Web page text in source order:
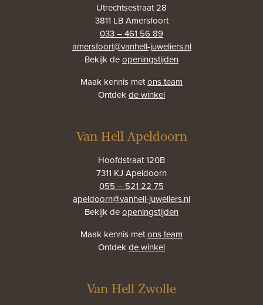
Utrechtsestraat 28
3811 LB Amersfoort
033 – 461 56 89
amersfoort@vanhell-juweliers.nl
Bekijk deopeningstijden
Maak kennis metons team
Ontdekde winkel
Van Hell Apeldoorn
Hoofdstraat 120B
7311 KJ Apeldoorn
055 – 521 22 75
apeldoorn@vanhell-juweliers.nl
Bekijk deopeningstijden
Maak kennis metons team
Ontdekde winkel
Van Hell Zwolle